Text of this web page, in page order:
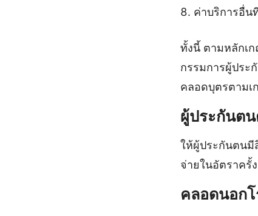
ค่าบริการอื่น
ทั้งนี้ ตามหลักเ
กรรมการผู้ประ
คลอดบุตรตาม
ผู้ประกันต
ให้ผู้ประกันตนมี
จ่ายในอัตราครั้
คลอดนอก